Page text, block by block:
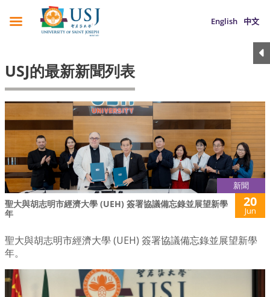
English 中文
USJ的最新新聞列表
新聞
聖大與胡志明市經濟大學 (UEH) 簽署協議備忘錄並展望新學
年
20
Jun
聖大與胡志明市經濟大學 (UEH) 簽署協議備忘錄並展望新學
年。